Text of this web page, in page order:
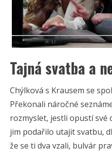
Tajná svatba a
Chýlková s Krausem se
Překonali náročné
rozmyslet, jestli opustí své
jim podařilo utajit svatbu,
že se ti dva vzali, bulvár